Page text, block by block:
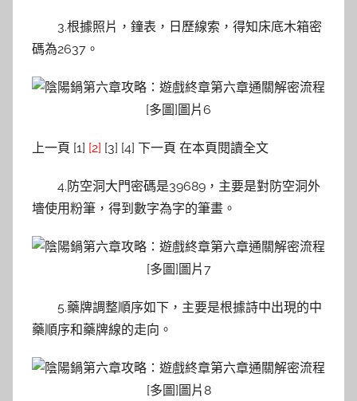
3.根據照片，鐘表，日歷線索，得知床底木箱密
碼為2637。
上一頁 [1] [2] [3] [4] 下一頁 在本頁閱讀全文
4.防空洞大門密碼是39689，主要是對防空洞外
墻使用粉筆，得到數字為字的筆畫。
5.藥牌調整順序如下，主要是根據詩中出現的中
藥順序和藥牌線的走向。